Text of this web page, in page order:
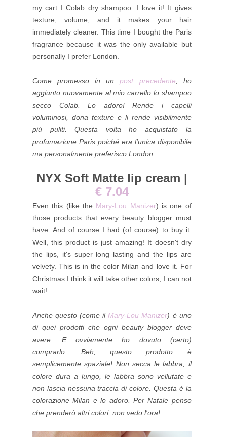
my cart I Colab dry shampoo. I love it! It gives
texture, volume, and it makes your hair
immediately cleaner. This time I bought the Paris
fragrance because it was the only available but
personally I prefer London.
Come promesso in unpost precedente , ho
aggiunto nuovamente al mio carrello lo shampoo
secco Colab. Lo adoro! Rende i capelli
voluminosi, dona texture e li rende visibilmente
più puliti. Questa volta ho acquistato la
profumazione Paris poiché era l'unica disponibile
ma personalmente preferisco London.
NYX Soft Matte lip cream |
€ 7.04
Even this (like the Mary-Lou Manizer) is one of
those products that every beauty blogger must
have. And of course I had (of course) to buy it.
Well, this product is just amazing! It doesn't dry
the lips, it's super long lasting and the lips are
velvety. This is in the color Milan and love it. For
Christmas I think it will take other colors, I can not
wait!
Anche questo (come il Mary-Lou Manizer) è uno
di quei prodotti che ogni beauty blogger deve
avere. E ovviamente ho dovuto (certo)
comprarlo. Beh, questo prodotto è
semplicemente spaziale! Non secca le labbra, il
colore dura a lungo, le labbra sono vellutate e
non lascia nessuna traccia di colore. Questa è la
colorazione Milan e lo adoro. Per Natale penso
che prenderò altri colori, non vedo l'ora!